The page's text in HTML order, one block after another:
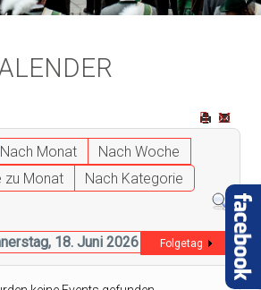
Nach Monat
Nach Woche
zu Monat Nach Kategorie
18. Juni 2026 Folgetag